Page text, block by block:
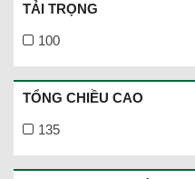
TẢI TRỌNG
100
TỔNG CHIỀU CAO
135